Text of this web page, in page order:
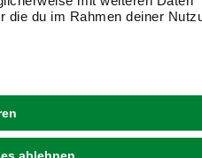
einem